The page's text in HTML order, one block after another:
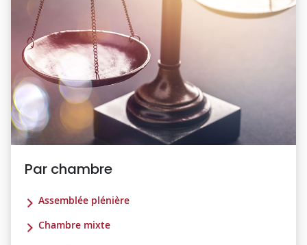
Par chambre
Assemblée plénière
Chambre mixte